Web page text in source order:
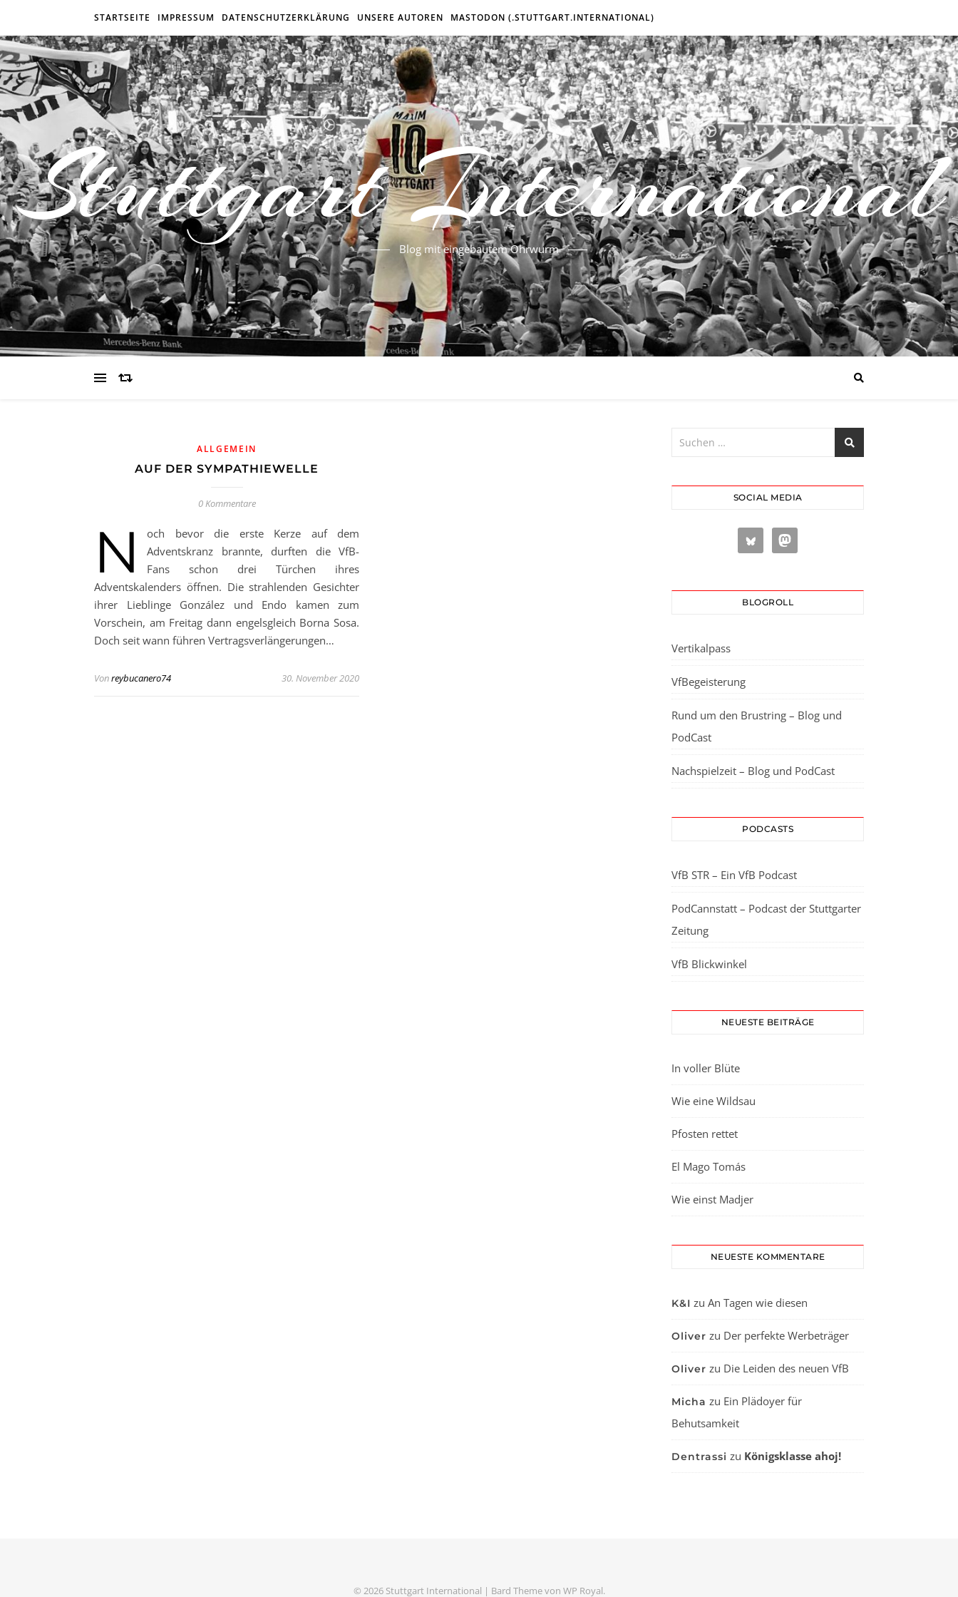
STARTSEITE IMPRESSUM DATENSCHUTZERKLÄRUNG UNSERE AUTOREN MASTODON (.STUTTGART.INTERNATIONAL)
Stuttgart International
Blog mit eingebautem Ohrwurm
ALLGEMEIN
AUF DER SYMPATHIEWELLE
0 Kommentare
N
och bevor die erste Kerze auf dem
Adventskranz brannte, durften die VfB-
Fans schon drei Türchen ihres
Adventskalenders öffnen. Die strahlenden Gesichter
ihrer Lieblinge González und Endo kamen zum
Vorschein, am Freitag dann engelsgleich Borna Sosa.
Doch seit wann führen Vertragsverlängerungen…
Vonreybucanero74 30. November 2020
SOCIAL MEDIA
BLOGROLL
Vertikalpass
VfBegeisterung
Rund um den Brustring – Blog und
PodCast
Nachspielzeit – Blog und PodCast
PODCASTS
VfB STR – Ein VfB Podcast
PodCannstatt – Podcast der Stuttgarter
Zeitung
VfB Blickwinkel
NEUESTE BEITRÄGE
In voller Blüte
Wie eine Wildsau
Pfosten rettet
El Mago Tomás
Wie einst Madjer
NEUESTE KOMMENTARE
K&I zu An Tagen wie diesen
Oliver zu Der perfekte Werbeträger
Oliver zu Die Leiden des neuen VfB
Micha zu Ein Plädoyer für
Behutsamkeit
Dentrassi zu Königsklasse ahoj!
© 2026 Stuttgart International | Bard Theme von WP Royal.